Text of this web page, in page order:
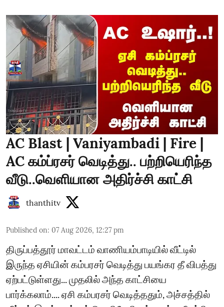
AC Blast | Vaniyambadi | Fire |
AC கம்ப்ரசர் வெடித்து.. பற்றியெரிந்த
வீடு..வெளியான அதிர்ச்சி காட்சி
thanthitv
Published on: 07 Aug 2026, 12:27 pm
திருப்பத்தூர் மாவட்டம் வாணியம்பாடியில் வீட்டில்
இருந்த ஏசியின் கம்பரசர் வெடித்து பயங்கர தீ விபத்து
ஏற்பட்டுள்ளது... முதலில் அந்த காட்சியை
பார்க்கலாம்.... ஏசி கம்பரசர் வெடித்ததும், அச்சத்தில்